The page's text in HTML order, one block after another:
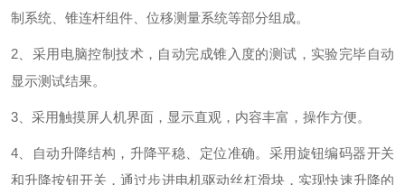
制系统、锥连杆组件、位移测量系统等部分组成。
2、采用电脑控制技术，自动完成锥入度的测试，实验完毕自动
显示测试结果。
3、采用触摸屏人机界面，显示直观，内容丰富，操作方便。
4、自动升降结构，升降平稳、定位准确。采用旋钮编码器开关
和升降按钮开关，通过步进电机驱动丝杠滑块，实现快速升降的